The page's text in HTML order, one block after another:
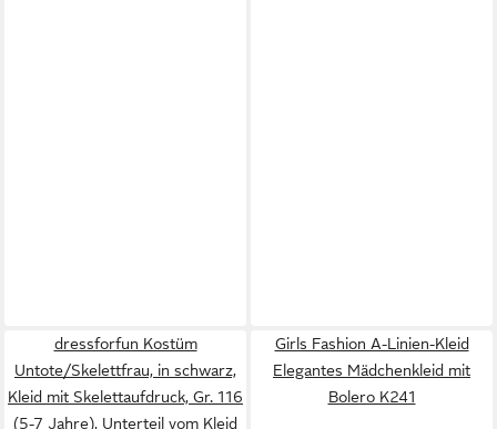
dressforfun Kostüm
Untote/Skelettfrau, in schwarz,
Kleid mit Skelettaufdruck, Gr. 116
(5-7 Jahre), Unterteil vom Kleid
Girls Fashion A-Linien-Kleid
Elegantes Mädchenkleid mit
Bolero K241